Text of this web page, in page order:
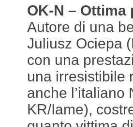
OK-N – Ottima
Autore di una
Juliusz Ociepa
con una
una irresistibile
anche l’italiano
KR/Iame),